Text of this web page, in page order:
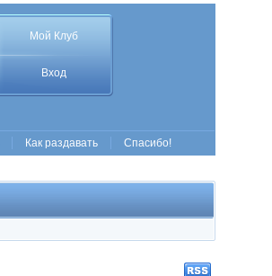
Мой Клуб
Вход
Как раздавать Спасибо!